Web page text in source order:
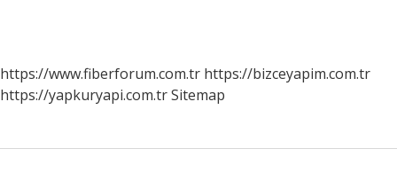
https://www.fiberforum.com.tr https://bizceyapim.com.tr
https://yapkuryapi.com.trSitemap